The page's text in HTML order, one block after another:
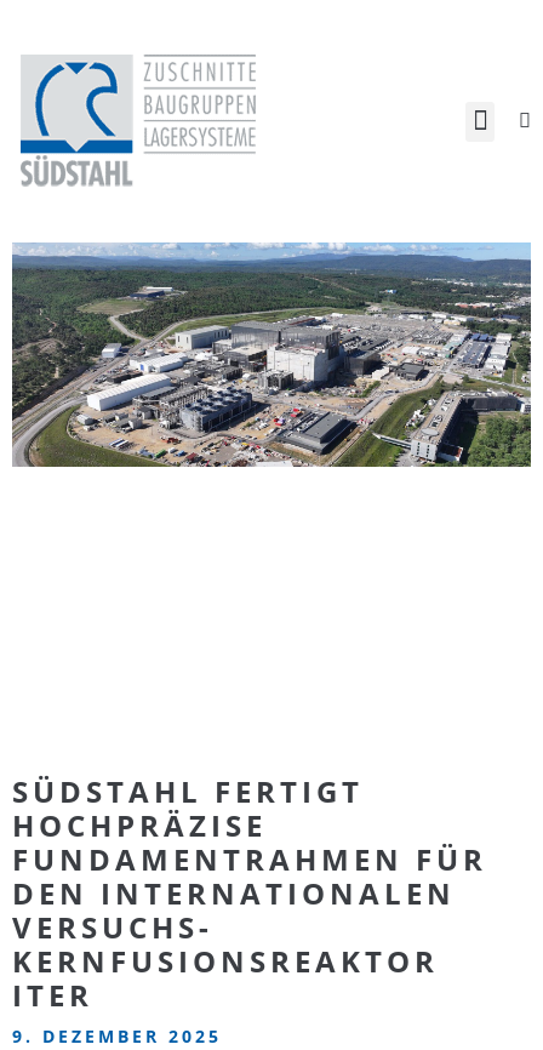
SÜDSTAHL FERTIGT
HOCHPRÄZISE
FUNDAMENTRAHMEN FÜR
DEN INTERNATIONALEN
VERSUCHS-
KERNFUSIONSREAKTOR
ITER
9. DEZEMBER 2025